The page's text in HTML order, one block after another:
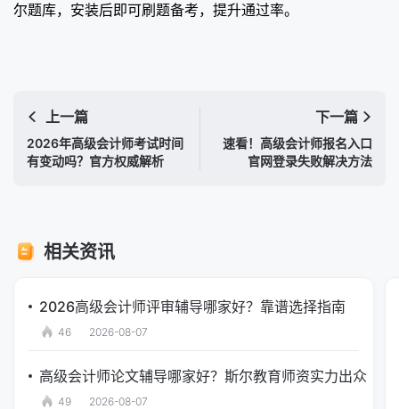
尔题库，安装后即可刷题备考，提升通过率。
上一篇
2026年高级会计师考试时间
有变动吗？官方权威解析
下一篇
速看！高级会计师报名入口
官网登录失败解决方法
相关资讯
2026高级会计师评审辅导哪家好？靠谱选择指南
46 2026-08-07
高级会计师论文辅导哪家好？斯尔教育师资实力出众
49 2026-08-07